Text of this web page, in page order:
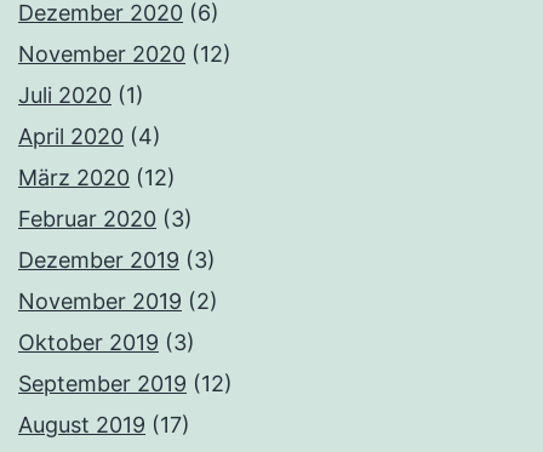
Dezember 2020 (6)
November 2020 (12)
Juli 2020 (1)
April 2020 (4)
März 2020 (12)
Februar 2020 (3)
Dezember 2019 (3)
November 2019 (2)
Oktober 2019 (3)
September 2019 (12)
August 2019 (17)